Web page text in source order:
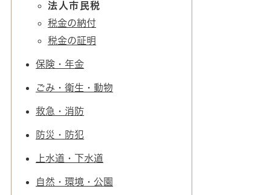
法人市民税
税金の納付
税金の証明
保険・年金
ごみ・衛生・動物
救急・消防
防災・防犯
上水道・下水道
自然・環境・公園